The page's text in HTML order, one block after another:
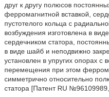
друг к другу полюсов
ферромагнитной вставкой,
пустотелого кольца с
возбуждения изготовлена в
сердечником статора,
в виде шайб и неподвижно
установлен в упругих опорах с
перемещения при этом
симметрично относительно
статора [Патент RU